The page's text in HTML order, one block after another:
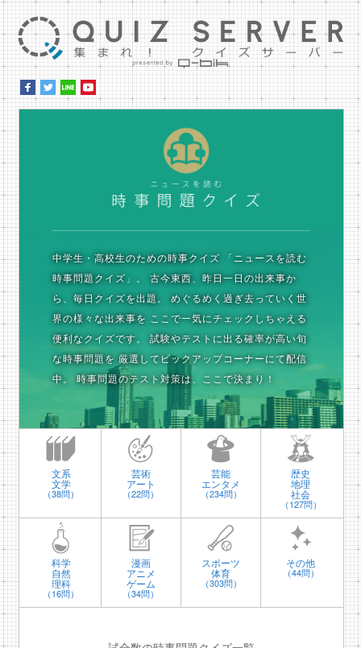
中学生・高校生のための時事クイズ 「ニュースを読む
時事問題クイズ」。
古今東西、昨日一日の出来事か
ら、毎日クイズを出題。
めぐるめく過ぎ去っていく世
界の様々な出来事を ここで一気にチェックしちゃえる
便利なクイズです。
試験やテストに出る確率が高い旬
な時事問題を 厳選してピックアップコーナーにて配信
中。
時事問題のテスト対策は、ここで決まり！
文系
文学
（38問）
芸術
アート
（22問）
芸能
エンタメ
（234問）
歴史
地理
社会
（127問）
科学
自然
理科
（16問）
漫画
アニメ
ゲーム
（34問）
スポーツ
体育
（303問）
その他
（44問）